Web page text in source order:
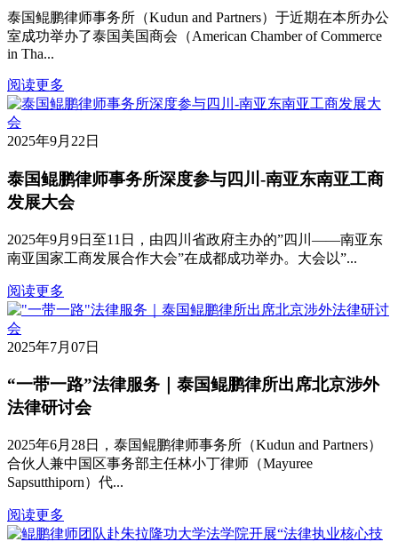
泰国鲲鹏律师事务所（Kudun and Partners）于近期在本所办公
室成功举办了泰国美国商会（American Chamber of Commerce
in Tha...
阅读更多
2025年9月22日
泰国鲲鹏律师事务所深度参与四川-南亚东南亚工商
发展大会
2025年9月9日至11日，由四川省政府主办的”四川——南亚东
南亚国家工商发展合作大会”在成都成功举办。大会以”...
阅读更多
2025年7月07日
“一带一路”法律服务｜泰国鲲鹏律所出席北京涉外
法律研讨会
2025年6月28日，泰国鲲鹏律师事务所（Kudun and Partners）
合伙人兼中国区事务部主任林小丁律师（Mayuree
Sapsutthiporn）代...
阅读更多